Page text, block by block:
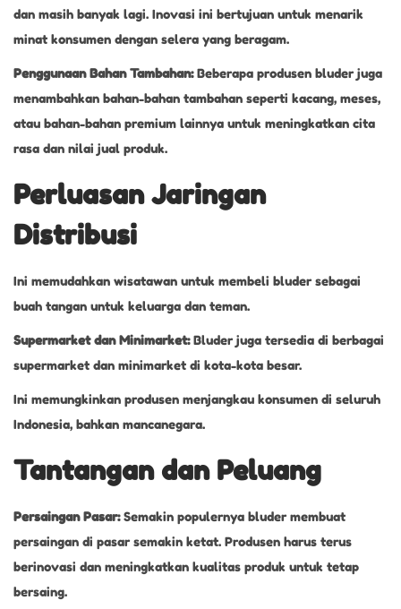
dan masih banyak lagi. Inovasi ini bertujuan untuk menarik
minat konsumen dengan selera yang beragam.
Penggunaan Bahan Tambahan:Beberapa produsen bluder juga
menambahkan bahan-bahan tambahan seperti kacang, meses,
atau bahan-bahan premium lainnya untuk meningkatkan cita
rasa dan nilai jual produk.
Perluasan Jaringan
Distribusi
Ini memudahkan wisatawan untuk membeli bluder sebagai
buah tangan untuk keluarga dan teman.
Supermarket dan Minimarket:Bluder juga tersedia di berbagai
supermarket dan minimarket di kota-kota besar.
Ini memungkinkan produsen menjangkau konsumen di seluruh
Indonesia, bahkan mancanegara.
Tantangan dan Peluang
Persaingan Pasar:Semakin populernya bluder membuat
persaingan di pasar semakin ketat. Produsen harus terus
berinovasi dan meningkatkan kualitas produk untuk tetap
bersaing.